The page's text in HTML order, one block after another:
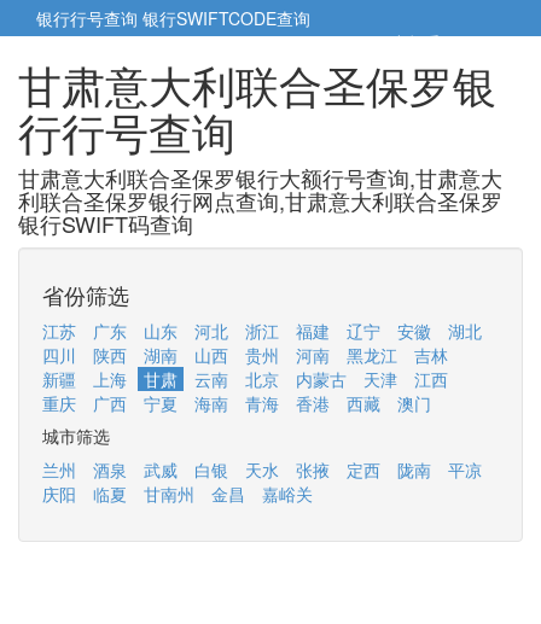
银行行号查询 银行SWIFTCODE查询
5cm小帮手5cm.cn
甘肃意大利联合圣保罗银
行行号查询
甘肃意大利联合圣保罗银行大额行号查询,甘肃意大
利联合圣保罗银行网点查询,甘肃意大利联合圣保罗
银行SWIFT码查询
省份筛选
江苏 广东 山东 河北 浙江 福建 辽宁 安徽
湖北
四川
陕西 湖南 山西 贵州 河南 黑龙江
吉林
新疆
上海 甘肃 云南 北京 内蒙古 天津
江西
重庆
广西 宁夏 海南 青海 香港 西藏
澳门
城市筛选
兰州
酒泉 武威 白银 天水 张掖 定西 陇南
平凉
庆阳
临夏 甘南州 金昌 嘉峪关